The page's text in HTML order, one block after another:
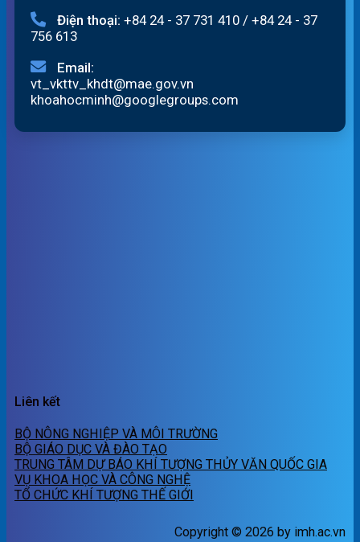
Điện thoại: +84 24 - 37 731 410 / +84 24 - 37
756 613
Email:
vt_vkttv_khdt@mae.gov.vn
khoahocminh@googlegroups.com
Liên kết
BỘ NÔNG NGHIỆP VÀ MÔI TRƯỜNG
BỘ GIÁO DỤC VÀ ĐÀO TẠO
TRUNG TÂM DỰ BÁO KHÍ TƯỢNG THỦY VĂN QUỐC GIA
VỤ KHOA HỌC VÀ CÔNG NGHỆ
TỔ CHỨC KHÍ TƯỢNG THẾ GIỚI
Copyright © 2026 by imh.ac.vn